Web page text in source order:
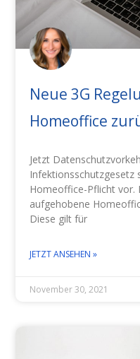
Neue 3G
Homeoffice
Jetzt
Infektionsschutzgesetz
Homeoffice-Pflicht vor.
aufgehobene
Diese gilt für
JETZT ANSEHEN »
November 30, 2021